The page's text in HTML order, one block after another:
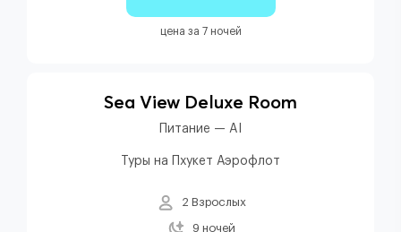
цена за 7 ночей
Sea View Deluxe Room
Питание — AI
Туры на Пхукет Аэрофлот
2 Взрослых
9 ночей